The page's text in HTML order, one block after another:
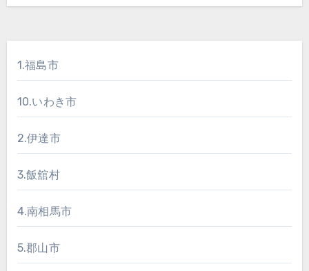
1.福島市
10.いわき市
2.伊達市
3.飯舘村
4.南相馬市
5.郡山市